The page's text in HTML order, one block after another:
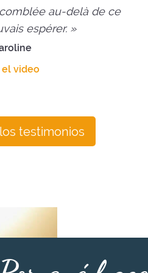
au-delà de ce
espérer. »
el video
testimonios